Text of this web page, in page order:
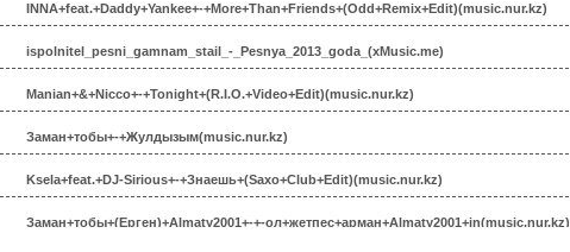
INNA+feat.+Daddy+Yankee+-+More+Than+Friends+(Odd+Remix+Edit)(music.nur.kz)
ispolnitel_pesni_gamnam_stail_-_Pesnya_2013_goda_(xMusic.me)
Manian+&+Nicco+-+Tonight+(R.I.O.+Video+Edit)(music.nur.kz)
Заман+тобы+-+Жулдызым(music.nur.kz)
Ksela+feat.+DJ-Sirious+-+Знаешь+(Saxo+Club+Edit)(music.nur.kz)
Заман+тобы+(Ерген)+Almaty2001+-+-ол+жетпес+арман+Almaty2001+in(music.nur.kz)